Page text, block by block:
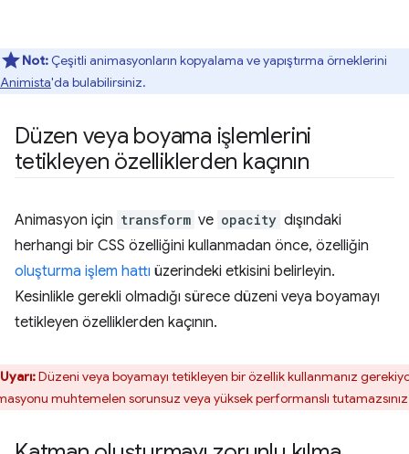
Not: Çeşitli animasyonların kopyalama ve yapıştırma örneklerini
Animista'da bulabilirsiniz.
Düzen veya boyama işlemlerini
tetikleyen özelliklerden kaçının
Animasyon için transform ve opacity dışındaki
herhangi bir CSS özelliğini kullanmadan önce, özelliğin
oluşturma işlem hattı üzerindeki etkisini belirleyin.
Kesinlikle gerekli olmadığı sürece düzeni veya boyamayı
tetikleyen özelliklerden kaçının.
Uyarı:Düzeni veya boyamayı tetikleyen bir özellik kullanmanız
muhtemelen sorunsuz veya yüksek performanslı